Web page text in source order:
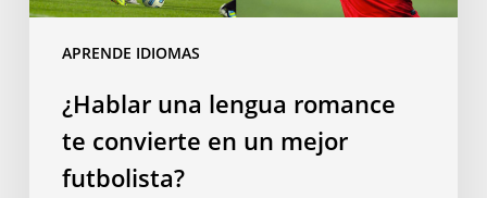
APRENDE IDIOMAS
en
futbolista?
¿Hablar una lengua romance
te convierte en un mejor
futbolista?